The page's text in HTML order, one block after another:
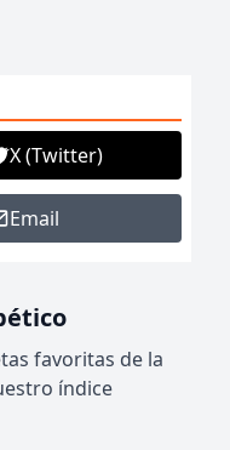
X (Twitter)
Email
favoritas de la
índice